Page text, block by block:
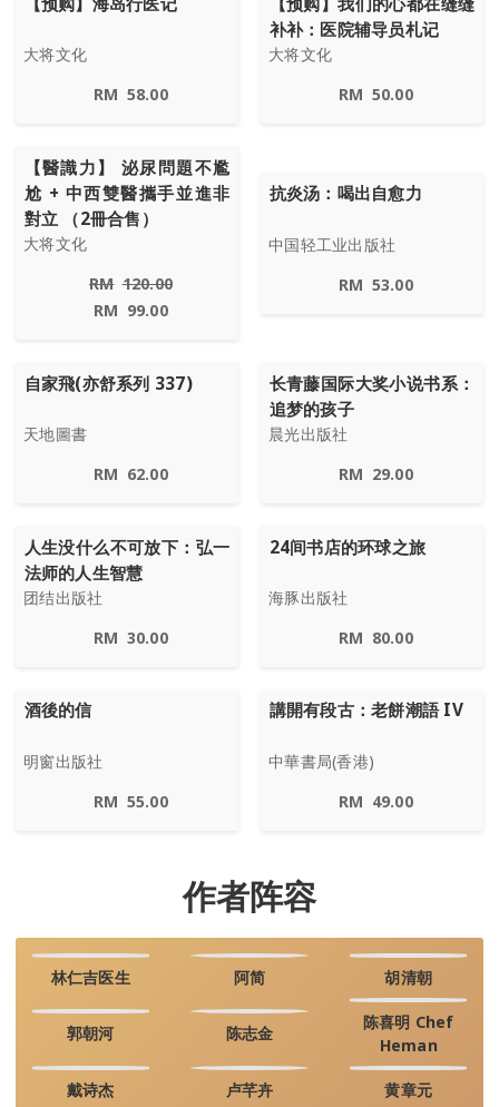
大将文化
RM 58.00
补补：医院辅导员札记
大将文化
RM 50.00
【醫識力】 泌尿問題不尷
尬 + 中西雙醫攜手並進非
對立 （2冊合售）
大将文化
RM 120.00
RM 99.00
抗炎汤：喝出自愈力
中国轻工业出版社
RM 53.00
自家飛(亦舒系列 337)
天地圖書
RM 62.00
长青藤国际大奖小说书系：
追梦的孩子
晨光出版社
RM 29.00
人生没什么不可放下：弘一
法师的人生智慧
团结出版社
RM 30.00
24间书店的环球之旅
海豚出版社
RM 80.00
酒後的信
明窗出版社
RM 55.00
講開有段古：老餅潮語 IV
中華書局(香港)
RM 49.00
作者阵容
林仁吉医生 阿简 胡清朝
郭朝河 陈志金
陈喜明 Chef
Heman
戴诗杰 卢芊卉 黄章元